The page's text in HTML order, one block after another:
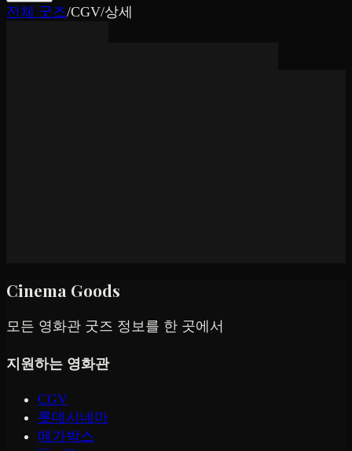
전체 굿즈/CGV/상세
Cinema Goods
모든 영화관 굿즈 정보를 한 곳에서
지원하는 영화관
CGV
롯데시네마
메가박스